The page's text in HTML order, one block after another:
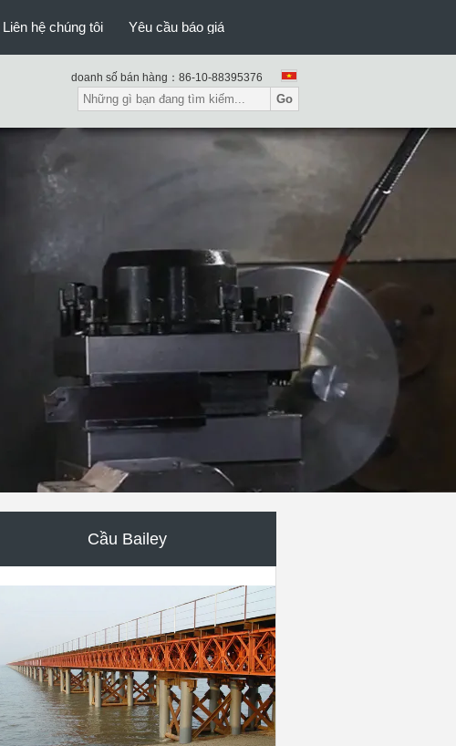
Liên hệ chúng tôi Yêu cầu báo giá
doanh số bán hàng： 86-10-88395376
Go
Cầu Bailey